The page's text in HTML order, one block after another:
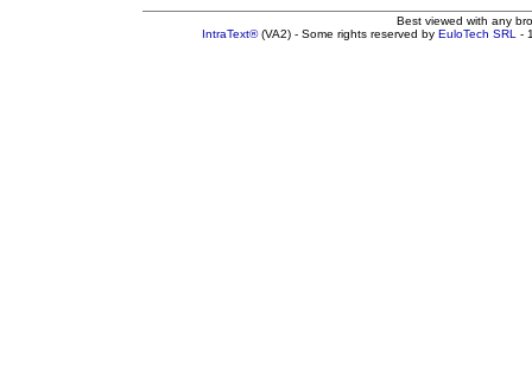
Best viewed with any
IntraText®(VA2) - Some rights reserved by EuloTech SRL -